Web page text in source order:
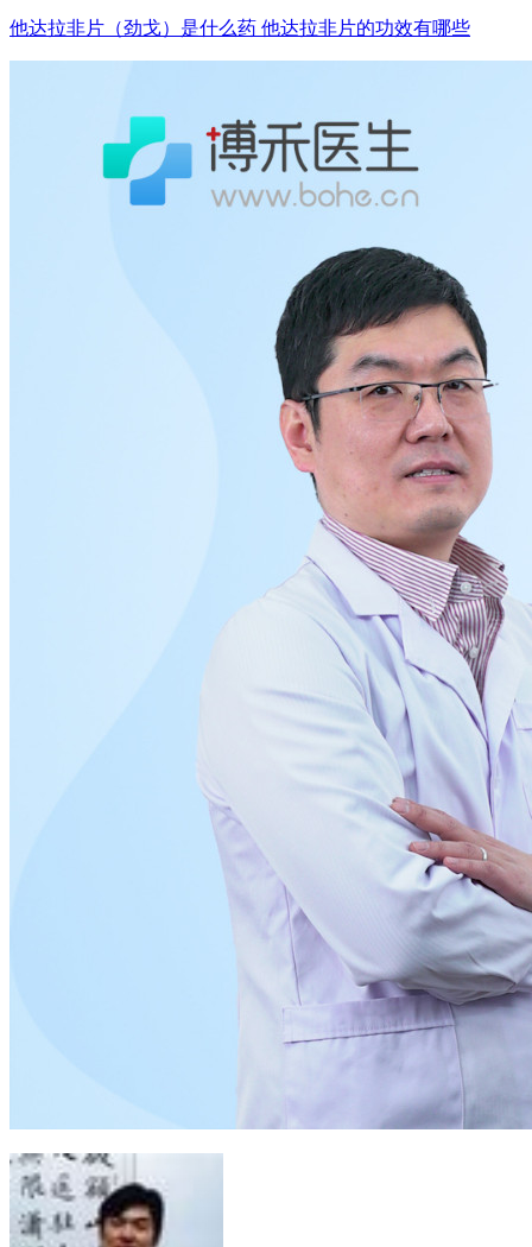
他达拉非片（劲戈）是什么药 他达拉非片的功效有哪些